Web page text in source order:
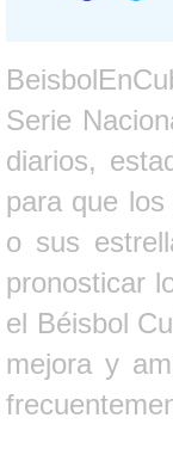
Serie
diarios,
para que
o sus
pronosticar
el Béisbol
mejora y